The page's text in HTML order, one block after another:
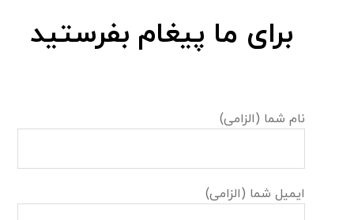
برای ما پیغام بفرستید
نام شما (الزامی)
ایمیل شما (الزامی)